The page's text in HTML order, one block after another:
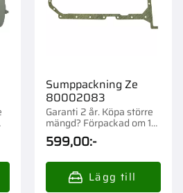
Sumppackning Ze
80002083
Garanti 2 år. Köpa större
mängd? Förpackad om 1
st.
599,00:-